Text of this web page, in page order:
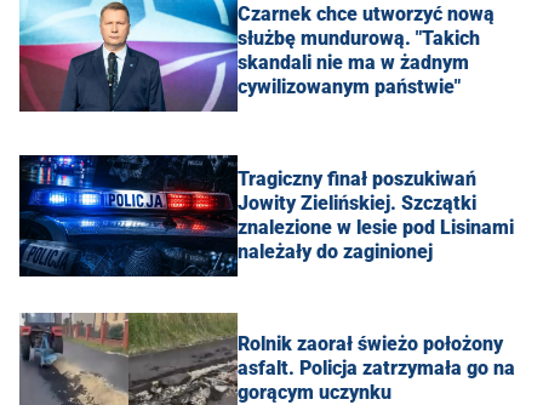
Czarnek chce utworzyć nową
służbę mundurową. "Takich
skandali nie ma w żadnym
cywilizowanym państwie"
Tragiczny finał poszukiwań
Jowity Zielińskiej. Szczątki
znalezione w lesie pod Lisinami
należały do zaginionej
Rolnik zaorał świeżo położony
asfalt. Policja zatrzymała go na
gorącym uczynku